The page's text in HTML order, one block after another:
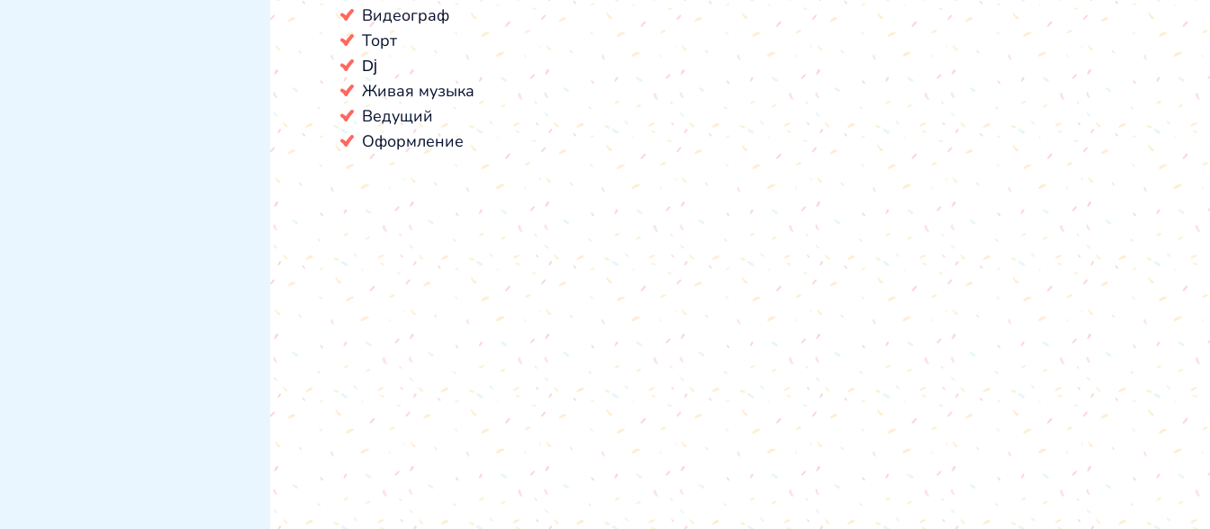
Видеограф
Торт
Dj
Живая музыка
Ведущий
Оформление